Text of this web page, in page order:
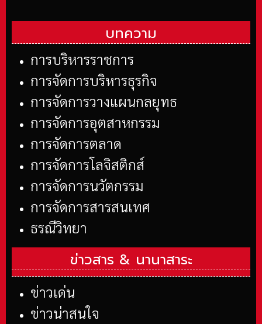
บทความ
การบริหารราชการ
การจัดการบริหารธุรกิจ
การจัดการวางแผนกลยุทธ
การจัดการอุตสาหกรรม
การจัดการตลาด
การจัดการโลจิสติกส์
การจัดการนวัตกรรม
การจัดการสารสนเทศ
ธรณีวิทยา
ข่าวสาร & นานาสาระ
ข่าวเด่น
ข่าวน่าสนใจ